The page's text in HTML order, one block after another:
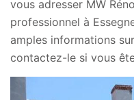
vous adresser MW
professionnel à
amples informations
contactez-le si vous